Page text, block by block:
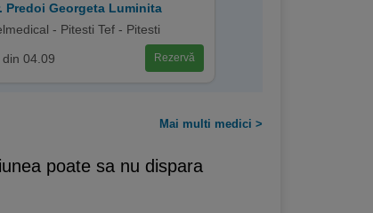
Predoi Georgeta Luminita
- Pitesti Tef - Pitesti
din 04.09 Rezervă
Mai multi medici >
poate sa nu dispara